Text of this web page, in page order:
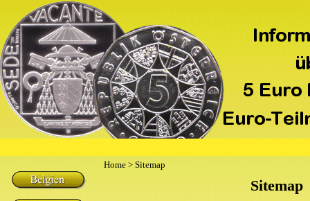
Home > Sitemap
Sitemap